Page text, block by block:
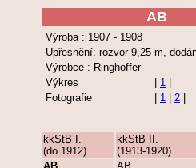
AB
Výroba : 1907 - 1908
Upřesnění: rozvor 9,25 m,
Výrobce : Ringhoffer
Výkres
1
Fotografie
1 2
kkStB I.
(do 1912)
kkStB II.
(1913-1920)